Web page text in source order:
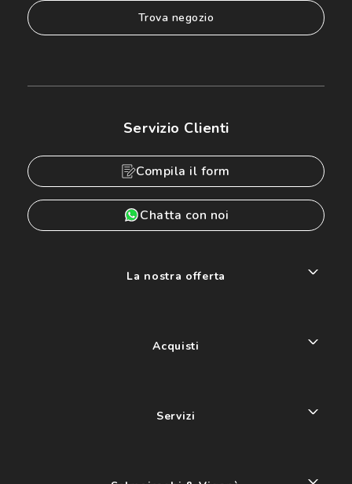
trova negozio
Servizio Clienti
Compila il form
Chatta con noi
La nostra offerta
Acquisti
Servizi